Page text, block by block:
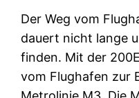
Der Weg vom
dauert nicht lange
finden. Mit der
vom Flughafen zur